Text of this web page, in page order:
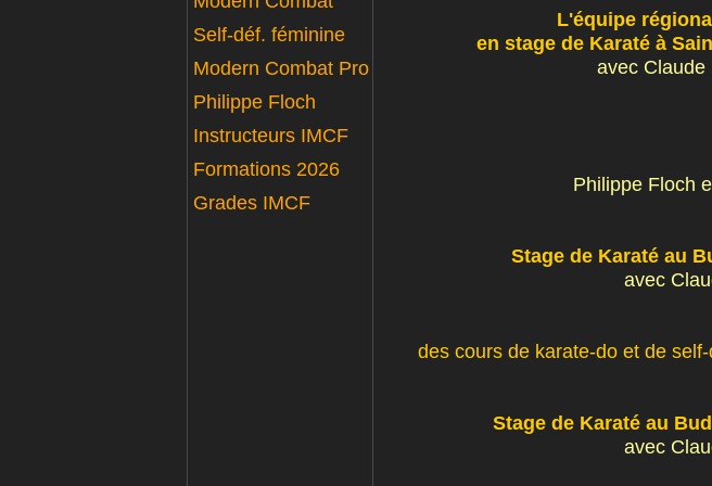
Self-déf. féminine
Modern Combat Pro
Philippe Floch
Instructeurs IMCF
Formations 2026
Grades IMCF
L'équipe
en stage de Karaté à
avec Claude
Philippe Floch
Stage de Karaté au
avec
des cours de karate-do et de
Stage de Karaté au
avec